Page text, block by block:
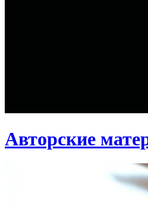
Авторские